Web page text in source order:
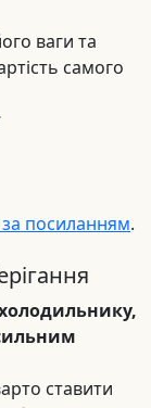
ваги та
самого
посиланням.
ставити